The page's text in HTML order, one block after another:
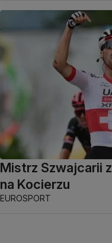
Mistrz Szwajcarii
na Kocierzu
EUROSPORT